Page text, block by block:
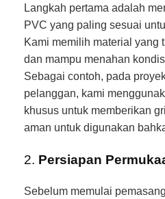
Langkah pertama adalah
PVC yang paling sesuai
Kami memilih material yang
dan mampu menahan
Sebagai contoh, pada
pelanggan, kami
khusus untuk memberikan
aman untuk digunakan
2. Persiapan
Sebelum memulai